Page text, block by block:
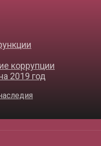
коррупции
2019 год